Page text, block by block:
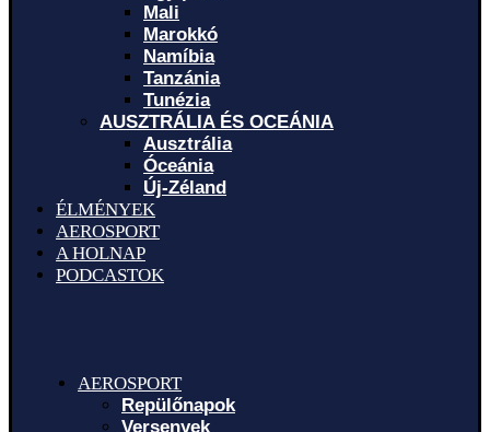
Mali
Marokkó
Namíbia
Tanzánia
Tunézia
AUSZTRÁLIA ÉS OCEÁNIA
Ausztrália
Óceánia
Új-Zéland
ÉLMÉNYEK
AEROSPORT
A HOLNAP
PODCASTOK
AEROSPORT
Repülőnapok
Versenyek